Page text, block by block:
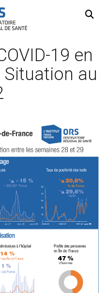
19 en
Situation au